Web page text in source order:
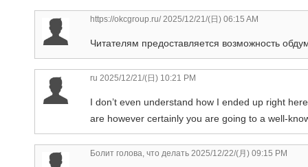
https://okcgroup.ru/2025/12/21/(日) 06:15 AM
Читателям предоставляется возможность
ru 2025/12/21/(日) 10:21 PM
I don’t even understand how I ended up right
are however certainly you are going to a well-
Болит голова, что делать 2025/12/22/(月) 09:15 PM